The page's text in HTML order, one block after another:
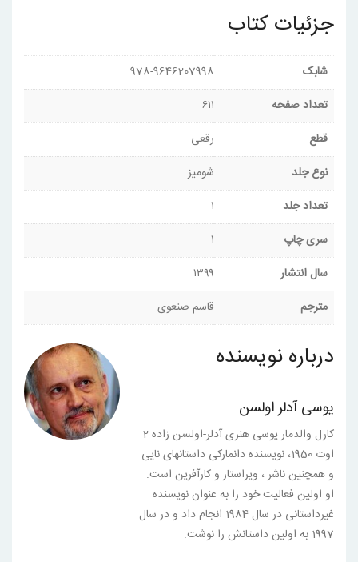
جزئیات کتاب
شابک
978-9646207998
تعداد صفحه
۶۱۱
قطع
رقعی
نوع جلد
شومیز
تعداد جلد
۱
سری چاپ
۱
سال انتشار
۱۳۹۹
مترجم
قاسم صنعوی
درباره نویسنده
یوسی آدلر اولسن
کارل والدمار یوسی هنری آدلر-اولسن زاده 2
اوت 1950، نویسنده دانمارکی داستانهای نایی
و همچنین ناشر ، ویراستار و کارآفرین است.
او اولین فعالیت خود را به عنوان نویسنده
غیرداستانی در سال 1984 انجام داد و در سال
1997 به اولین داستانش را نوشت.